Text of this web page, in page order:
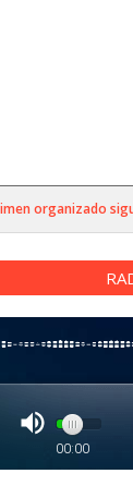
sigue